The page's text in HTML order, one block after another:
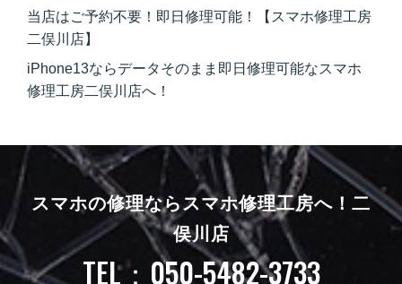
当店はご予約不要！即日修理可能！【スマホ修理工房
二俣川店】
iPhone13ならデータそのまま即日修理可能なスマホ
修理工房二俣川店へ！
スマホの修理ならスマホ修理工房へ！ 二
俣川店
TEL：050-5482-3733